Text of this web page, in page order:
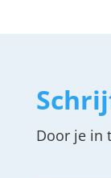
Door je in